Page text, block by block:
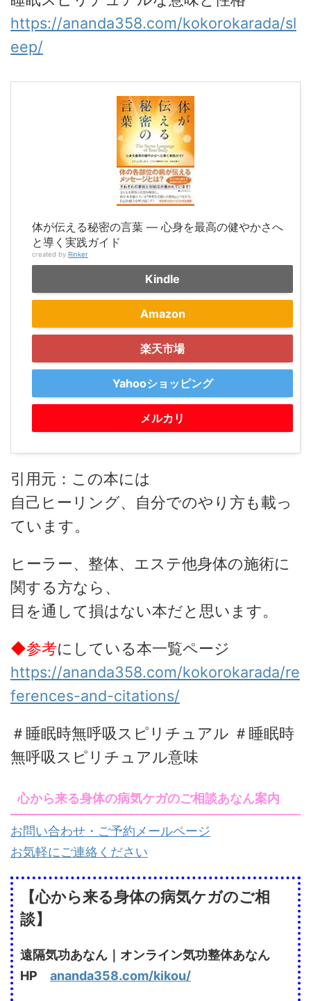
https://ananda358.com/kokorokarada/sl
eep/
体が伝える秘密の言葉 ― 心身を最高の健やかさへ
と導く実践ガイド
created by Rinker
Kindle
Amazon
楽天市場
Yahooショッピング
メルカリ
引用元：この本には
自己ヒーリング、自分でのやり方も載っ
ています。
ヒーラー、整体、エステ他身体の施術に
関する方なら、
目を通して損はない本だと思います。
◆参考にしている本一覧ページ
https://ananda358.com/kokorokarada/re
ferences-and-citations/
＃睡眠時無呼吸スピリチュアル ＃睡眠時
無呼吸スピリチュアル意味
心から来る身体の病気ケガのご相談あなん案内
お問い合わせ・ご予約メールページ
お気軽にご連絡ください
【心から来る身体の病気ケガのご相
談】
遠隔気功あなん｜オンライン気功整体あなん
HP ananda358.com/kikou/